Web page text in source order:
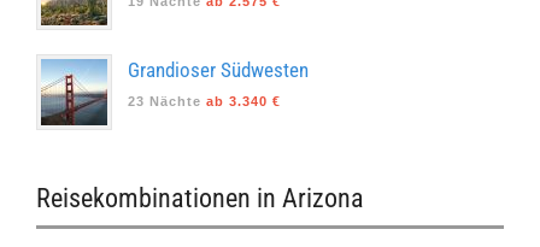
Grandioser Südwesten
23 Nächte ab 3.340 €
Reisekombinationen in Arizona